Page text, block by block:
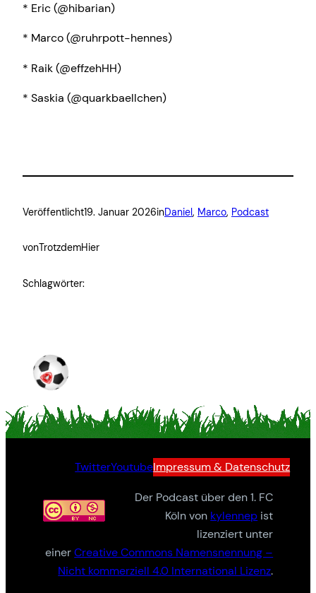
* Eric (@hibarian)
* Marco (@ruhrpott-hennes)
* Raik (@effzehHH)
* Saskia (@quarkbaellchen)
Veröffentlicht19. Januar 2026inDaniel, Marco, Podcast
vonTrotzdemHier
Schlagwörter:
TwitterYoutubeImpressum & Datenschutz
Der Podcast über den 1. FC
Köln von kylennep ist
lizenziert unter
einerCreative Commons Namensnennung –
Nicht kommerziell 4.0 International Lizenz.